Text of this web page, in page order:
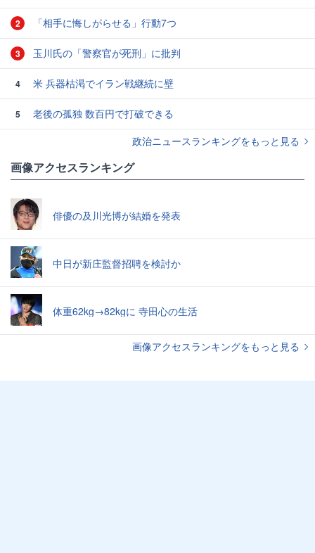
2 「相手に悔しがらせる」行動7つ
3 玉川氏の「警察官が死刑」に批判
4 米 兵器枯渇でイラン戦継続に壁
5
老後の孤独 数百円で打破できる
政治ニュースランキングをもっと見る
画像アクセスランキング
俳優の及川光博が結婚を発表
中日が新庄監督招聘を検討か
体重62kg→82kgに 寺田心の生活
画像アクセスランキングをもっと見る